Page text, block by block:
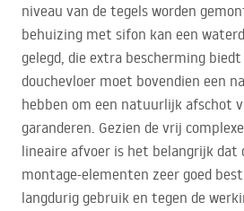
niveau van de tegels worden
behuizing met sifon kan een
gelegd, die extra bescherming
douchevloer moet bovendien een
hebben om een natuurlijk afschot
garanderen. Gezien de vrij
lineaire afvoer is het belangrijk dat
montage-elementen zeer goed
langdurig gebruik en tegen de